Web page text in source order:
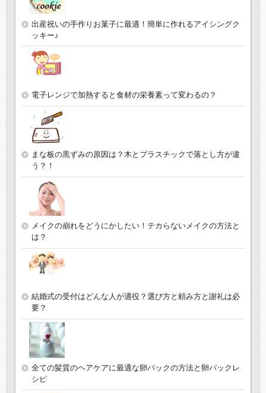
出産祝いの手作りお菓子に最適！簡単に作れるアイシングク
ッキー♪
電子レンジで加熱すると食材の栄養素って変わるの？
まな板の黒ずみの原因は？木とプラスチックで落とし方が違
う？！
メイクの崩れをどうにかしたい！テカらないメイクの方法と
は？
結婚式の受付はどんな人が適役？選び方と頼み方と謝礼は必
要？
全ての髪質のヘアケアに最適な卵パックの方法と卵パックレ
シピ